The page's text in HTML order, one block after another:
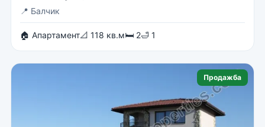
📍 Балчик
🏠 Апартамент📐 118 кв.м🛏 2🛁 1
Продажба